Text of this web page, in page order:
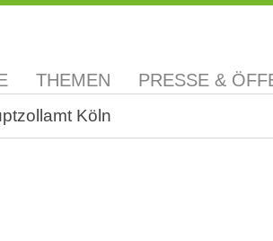
THEMEN PRESSE &
Köln